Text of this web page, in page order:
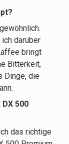
darüber
bringt
Bitterkeit,
Dinge, die
500
das richtige